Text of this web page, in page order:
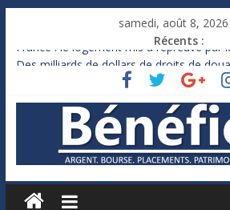
samedi, août 8, 2026
Récents :
France : le logement mis à l’épreuve par
Des milliards de dollars de droits de
Royaume-Uni : Andy Burnham recule sur
Xavier Niel, le milliardaire qui ne touche
Ruée des fortunes russes vers l’étranger